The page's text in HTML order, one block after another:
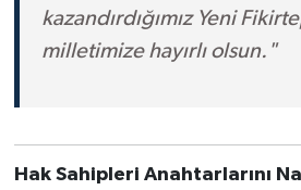
kazandırdığımız Yeni
milletimize hayırlı olsun."
Hak Sahipleri Anahtarlarını